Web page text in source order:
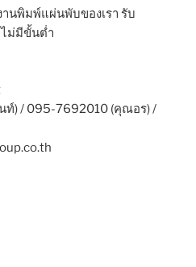
นพิมพ์แผ่นพับของเรา รับ
ม่มีขั้นต่ำ
) / 095-7692010 (คุณอร) /